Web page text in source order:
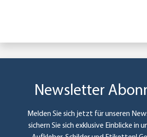
Newsletter
Melden Sie sich jetzt für unseren
sichern Sie sich exklusive Einblicke in